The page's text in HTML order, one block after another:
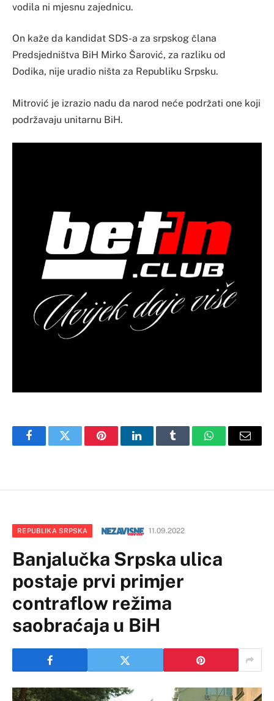
vodila ni mjesnu zajednicu.
On kaže da kandidat SDS-a za srpskog člana
Predsjedništva BiH Mirko Šarović, za razliku od
Dodika, nije uradio ništa za Republiku Srpsku.
Mitrović je izrazio nadu da narod neće podržati one koji
podržavaju unitarnu BiH.
FacebookTwitter PinterestLinkedInTumblr WhatsAppEmail
REPUBLIKA SRPSKA 11.09.2022
Banjalučka Srpska ulica
postaje prvi primjer
contraflow režima
saobraćaja u BiH